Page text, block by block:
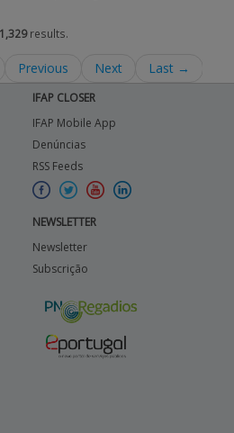
1,329results.
Previous Next Last →
IFAP CLOSER
IFAP Mobile App
Denúncias
RSS Feeds
NEWSLETTER
Newsletter
Subscrição